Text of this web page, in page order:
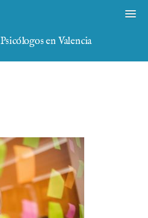
Psicólogos en Valencia